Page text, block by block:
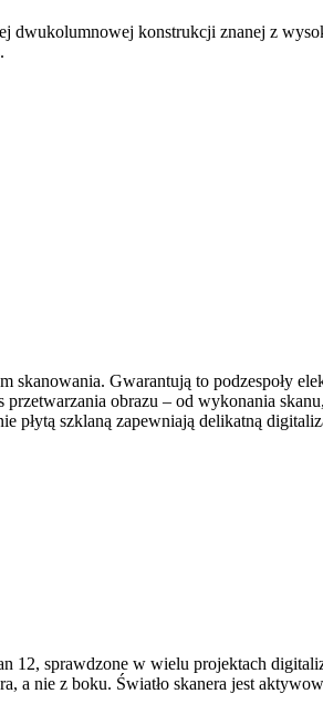
dwukolumnowej konstrukcji znanej z
Gwarantują to podzespoły
przetwarzania obrazu – od wykonania
płytą szklaną zapewniają delikatną
12, sprawdzone w wielu projektach
a nie z boku. Światło skanera jest